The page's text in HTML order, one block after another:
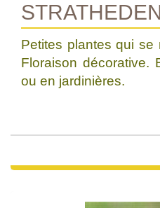
Petites plantes qui se
Floraison décorative.
ou en jardinières.